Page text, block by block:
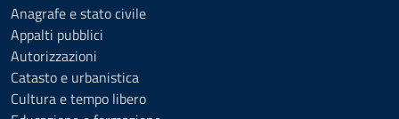
Anagrafe e stato civile
Appalti pubblici
Autorizzazioni
Catasto e urbanistica
Cultura e tempo libero